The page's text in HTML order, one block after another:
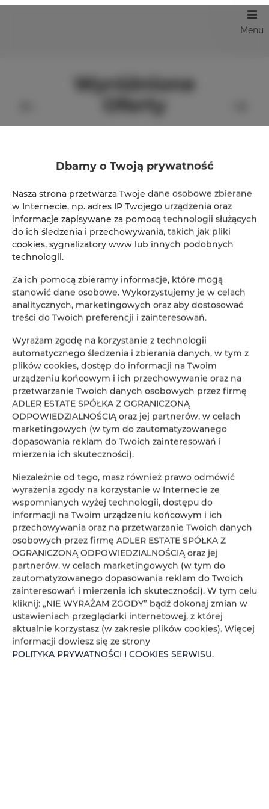
Menu
Wyróżnione
Oferty
ADLER Apartments nr 201
2
Od 147,00 zł
Rezerwacja online
Lokalizacja
Początek
Koniec
Osoby
Cena
SPRAWDŹ DOSTĘPNOŚĆ
Dbamy o Twoją prywatność
Nasza strona przetwarza Twoje dane osobowe zbierane
w Internecie, np. adres IP Twojego urządzenia oraz
informacje zapisywane za pomocą technologii służących
do ich śledzenia i przechowywania, takich jak pliki
cookies, sygnalizatory www lub innych podobnych
technologii.
Za ich pomocą zbieramy informacje, które mogą
stanowić dane osobowe. Wykorzystujemy je w celach
analitycznych, marketingowych oraz aby dostosować
treści do Twoich preferencji i zainteresowań.
Wyrażam zgodę na korzystanie z technologii
automatycznego śledzenia i zbierania danych, w tym z
plików cookies, dostęp do informacji na Twoim
urządzeniu końcowym i ich przechowywanie oraz na
przetwarzanie Twoich danych osobowych przez firmę
ADLER ESTATE SPÓŁKA Z OGRANICZONĄ
ODPOWIEDZIALNOŚCIĄ oraz jej partnerów, w celach
marketingowych (w tym do zautomatyzowanego
dopasowania reklam do Twoich zainteresowań i
mierzenia ich skuteczności).
Niezależnie od tego, masz również prawo odmówić
wyrażenia zgody na korzystanie w Internecie ze
wspomnianych wyżej technologii, dostępu do
informacji na Twoim urządzeniu końcowym i ich
przechowywania oraz na przetwarzanie Twoich danych
osobowych przez firmę ADLER ESTATE SPÓŁKA Z
OGRANICZONĄ ODPOWIEDZIALNOŚCIĄ oraz jej
partnerów, w celach marketingowych (w tym do
zautomatyzowanego dopasowania reklam do Twoich
zainteresowań i mierzenia ich skuteczności). W tym celu
kliknij: „NIE WYRAŻAM ZGODY” bądź dokonaj zmian w
ustawieniach przeglądarki internetowej, z której
aktualnie korzystasz (w zakresie plików cookies). Więcej
informacji dowiesz się ze strony
POLITYKA PRYWATNOŚCI I COOKIES SERWISU.